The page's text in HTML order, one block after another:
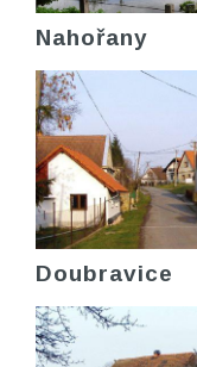
Nahořany
Doubravice